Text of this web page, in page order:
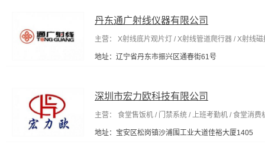
丹东通广射线仪器有限公司
主营： X射线底片观片灯 / X射线管道爬行器 / X射线
地址：辽宁省丹东市振兴区通春街61号
深圳市宏力欧科技有限公司
主营： 食堂售饭机 / 门禁系统 / 上班考勤机 / 食堂消费
地址：宝安区松岗镇沙浦围工业大道佳裕大厦1405